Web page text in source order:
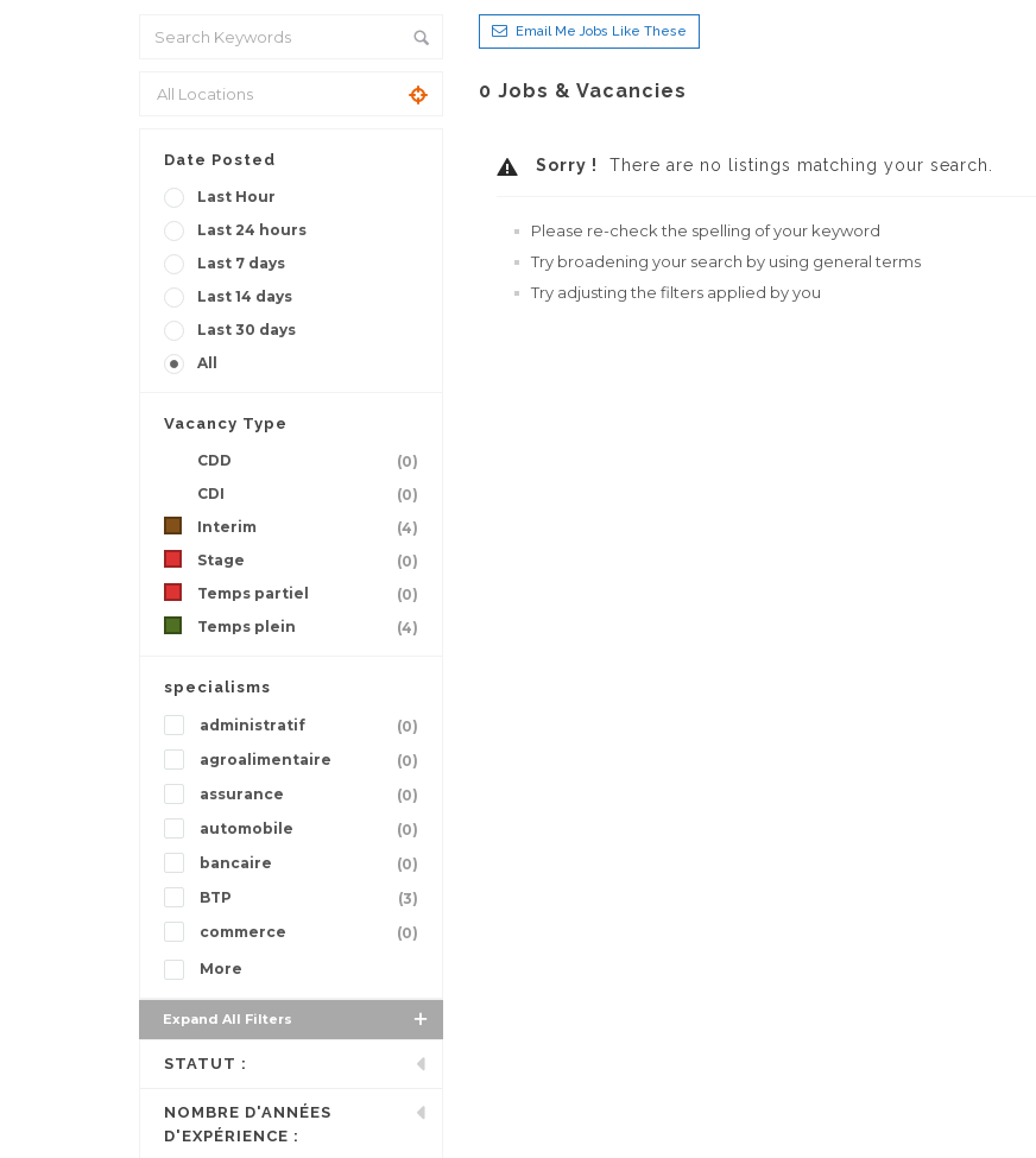
Date Posted
Last Hour
Last 24 hours
Last 7 days
Last 14 days
Last 30 days
All
Vacancy Type
CDD
(0)
CDI
(0)
Interim
(4)
Stage
(0)
Temps partiel
(0)
Temps plein
(4)
specialisms
administratif
(0)
agroalimentaire
(0)
assurance
(0)
automobile
(0)
bancaire
(0)
BTP
(3)
commerce
(0)
More
Expand All Filters
STATUT :
NOMBRE D'ANNÉES
D'EXPÉRIENCE :
Email Me Jobs Like These
0 Jobs & Vacancies
Sorry ! There are no listings matching your search.
Please re-check the spelling of your keyword
Try broadening your search by using general terms
Try adjusting the filters applied by you